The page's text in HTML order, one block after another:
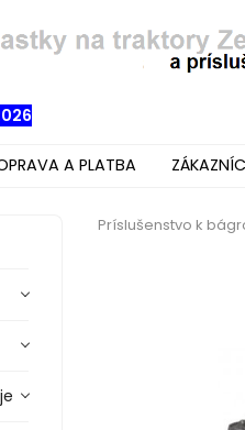
A PLATBA
Príslušenstvo k